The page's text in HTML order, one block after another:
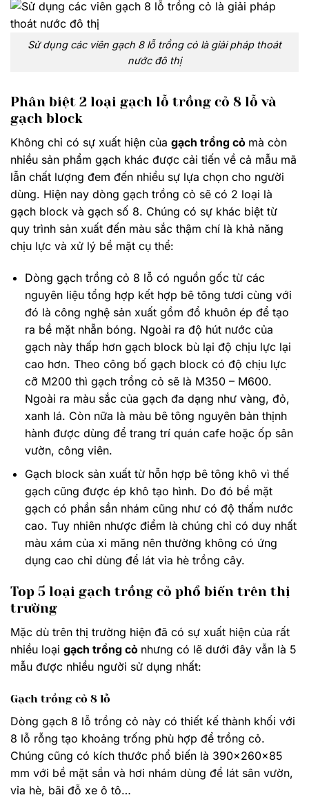
Sử dụng các viên gạch 8 lỗ trồng cỏ là giải pháp thoát
nước đô thị
Phân biệt 2 loại gạch lỗ trồng cỏ 8 lỗ và
gạch block
Không chỉ có sự xuất hiện của gạch trồng cỏ mà còn
nhiều sản phẩm gạch khác được cải tiến về cả mẫu mã
lẫn chất lượng đem đến nhiều sự lựa chọn cho người
dùng. Hiện nay dòng gạch trồng cỏ sẽ có 2 loại là
gạch block và gạch số 8. Chúng có sự khác biệt từ
quy trình sản xuất đến màu sắc thậm chí là khả năng
chịu lực và xử lý bề mặt cụ thể:
Dòng gạch trồng cỏ 8 lỗ có nguồn gốc từ các
nguyên liệu tổng hợp kết hợp bê tông tươi cùng với
đó là công nghệ sản xuất gồm đổ khuôn ép để tạo
ra bề mặt nhẵn bóng. Ngoài ra độ hút nước của
gạch này thấp hơn gạch block bù lại độ chịu lực lại
cao hơn. Theo công bố gạch block có độ chịu lực
cỡ M200 thì gạch trồng cỏ sẽ là M350 – M600.
Ngoài ra màu sắc của gạch đa dạng như vàng, đỏ,
xanh lá. Còn nữa là màu bê tông nguyên bản thịnh
hành được dùng để trang trí quán cafe hoặc ốp sân
vườn, công viên.
Gạch block sản xuất từ hỗn hợp bê tông khô vì thế
gạch cũng được ép khô tạo hình. Do đó bề mặt
gạch có phần sần nhám cũng như có độ thấm nước
cao. Tuy nhiên nhược điểm là chúng chỉ có duy nhất
màu xám của xi măng nên thường không có ứng
dụng cao chỉ dùng để lát vỉa hè trồng cây.
Top 5 loại gạch trồng cỏ phổ biến trên thị
trường
Mặc dù trên thị trường hiện đã có sự xuất hiện của rất
nhiều loại gạch trồng cỏ nhưng có lẽ dưới đây vẫn là 5
mẫu được nhiều người sử dụng nhất:
Gạch trồng cỏ 8 lỗ
Dòng gạch 8 lỗ trồng cỏ này có thiết kế thành khối với
8 lỗ rỗng tạo khoảng trống phù hợp để trồng cỏ.
Chúng cũng có kích thước phổ biến là 390x260x85
mm với bề mặt sần và hơi nhám dùng để lát sân vườn,
vỉa hè, bãi đỗ xe ô tô…